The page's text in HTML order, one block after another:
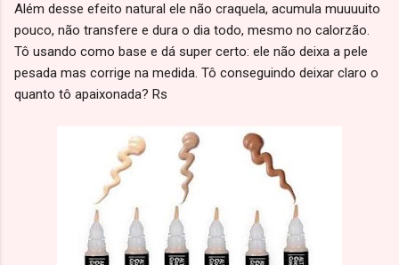
Além desse efeito natural ele não craquela, acumula muuuuito
pouco, não transfere e dura o dia todo, mesmo no calorzão.
Tô usando como base e dá super certo: ele não deixa a pele
pesada mas corrige na medida. Tô conseguindo deixar claro o
quanto tô apaixonada? Rs